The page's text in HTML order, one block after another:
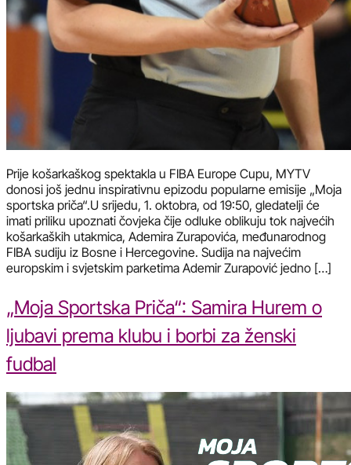
Prije košarkaškog spektakla u FIBA Europe Cupu, MYTV
donosi još jednu inspirativnu epizodu popularne emisije „Moja
sportska priča“.U srijedu, 1. oktobra, od 19:50, gledatelji će
imati priliku upoznati čovjeka čije odluke oblikuju tok najvećih
košarkaških utakmica, Ademira Zurapovića, međunarodnog
FIBA sudiju iz Bosne i Hercegovine. Sudija na najvećim
europskim i svjetskim parketima Ademir Zurapović jedno […]
„Moja Sportska Priča“: Samira Hurem o
ljubavi prema klubu i borbi za ženski
fudbal